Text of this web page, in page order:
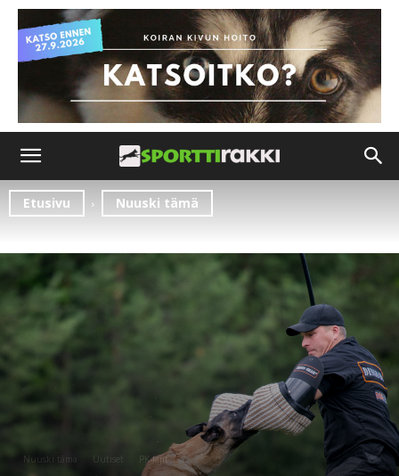
Etusivu Nuuski tämä
Nuuski tämä Uutiset PK-lajit